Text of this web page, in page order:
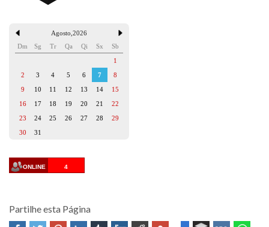
Agosto 2026
Dm
Sg Tr Qa Qi Sx
Sb
1
2
3 4 5 6 7
8
9
10 11 12 13 14
15
16
17 18 19 20 21
22
23
24 25 26 27 28
29
30
31
ONLINE 4
Partilhe esta Página